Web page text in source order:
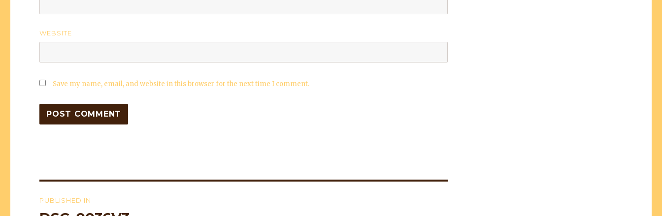
WEBSITE
Save my name, email, and website in this browser for the next time I comment.
navigation
PUBLISHED IN